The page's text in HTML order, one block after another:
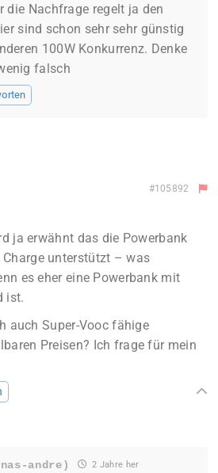
die Nachfrage regelt ja den
sind schon sehr sehr günstig
100W Konkurrenz. Denke
falsch
#105892
ja erwähnt das die Powerbank
unterstützt – was
es eher eine Powerbank mit
ist.
auch Super-Vooc fähige
Preisen? Ich frage für mein
andre) 2 Jahre her